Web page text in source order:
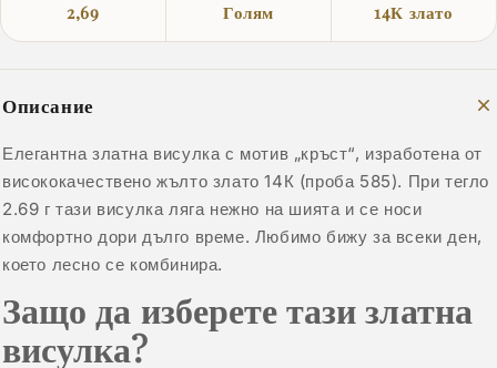
2,69 Голям 14К злато
Описание
Елегантна златна висулка с мотив „кръст“, изработена от
висококачествено жълто злато 14К (проба 585). При тегло
2.69 г тази висулка ляга нежно на шията и се носи
комфортно дори дълго време. Любимо бижу за всеки ден,
което лесно се комбинира.
Защо да изберете тази златна
висулка?